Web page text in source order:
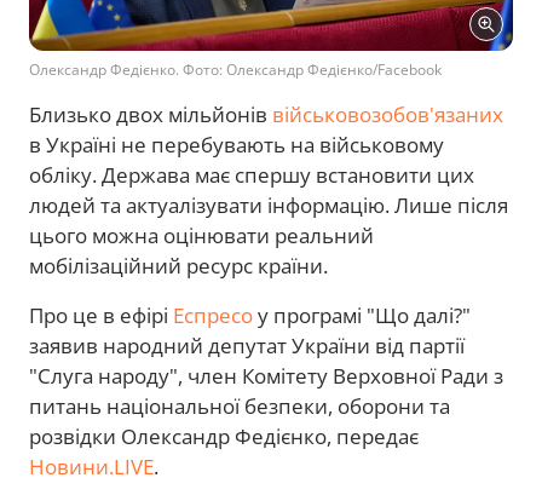
Олександр Федієнко. Фото: Олександр Федієнко/Facebook
Близько двох мільйонів військовозобов'язаних
в Україні не перебувають на військовому
обліку. Держава має спершу встановити цих
людей та актуалізувати інформацію. Лише після
цього можна оцінювати реальний
мобілізаційний ресурс країни.
Про це в ефірі Еспресоу програмі "Що далі?"
заявив народний депутат України від партії
"Слуга народу", член Комітету Верховної Ради з
питань національної безпеки, оборони та
розвідки Олександр Федієнко, передає
Новини.LIVE.